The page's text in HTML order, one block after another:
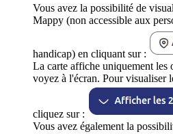
Vous avez la possibilité de
Mappy (non accessible aux
handicap) en cliquant sur :
La carte affiche uniquement les
voyez à l'écran. Pour visualiser
cliquez sur :
Vous avez également la